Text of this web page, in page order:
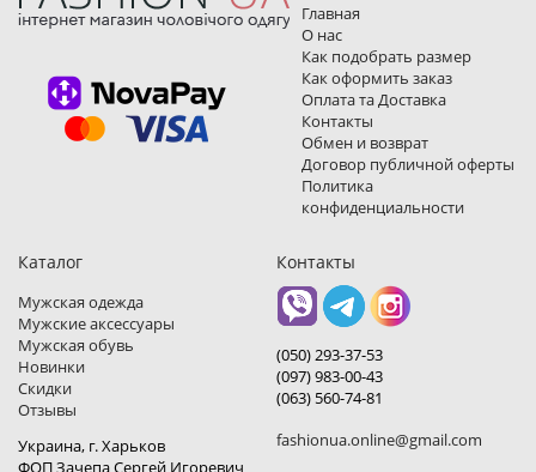
Главная
О нас
Как подобрать размер
Как оформить заказ
Оплата та Доставка
Контакты
Обмен и возврат
Договор публичной оферты
Политика
конфиденциальности
Каталог
Мужская одежда
Мужские аксессуары
Мужская обувь
Новинки
Скидки
Отзывы
Украина, г. Харьков
ФОП Зачепа Сергей Игоревич
Контакты
(050) 293-37-53
(097) 983-00-43
(063) 560-74-81
fashionua.online@gmail.com